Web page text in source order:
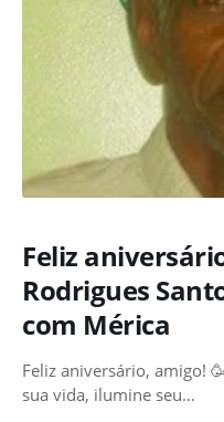
Feliz
Rodrigues
com Mérica
Feliz aniversário, amigo!
sua vida, ilumine seu…